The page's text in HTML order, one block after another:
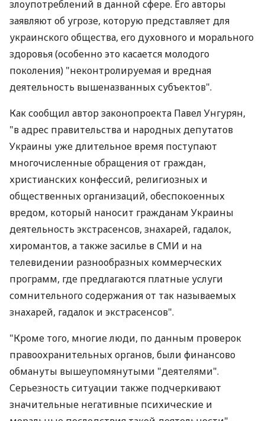
злоупотреблений в данной сфере. Его авторы
заявляют об угрозе, которую представляет для
украинского общества, его духовного и морального
здоровья (особенно это касается молодого
поколения) "неконтролируемая и вредная
деятельность вышеназванных субъектов".
Как сообщил автор законопроекта Павел Унгурян,
"в адрес правительства и народных депутатов
Украины уже длительное время поступают
многочисленные обращения от граждан,
христианских конфессий, религиозных и
общественных организаций, обеспокоенных
вредом, который наносит гражданам Украины
деятельность экстрасенсов, знахарей, гадалок,
хиромантов, а также засилье в СМИ и на
телевидении разнообразных коммерческих
программ, где предлагаются платные услуги
сомнительного содержания от так называемых
знахарей, гадалок и экстрасенсов".
"Кроме того, многие люди, по данным проверок
правоохранительных органов, были финансово
обмануты вышеупомянутыми "деятелями".
Серьезность ситуации также подчеркивают
значительные негативные психические и